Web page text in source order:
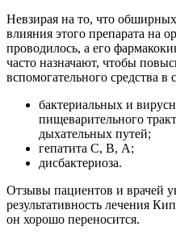
Невзирая на то, что
влияния этого препарата на
проводилось, а его
часто назначают, чтобы
вспомогательного средства в
бактериальных и
пищеварительного
дыхательных путей;
гепатита С, В, А;
дисбактериоза.
Отзывы пациентов и врачей
результативность лечения
он хорошо переносится.